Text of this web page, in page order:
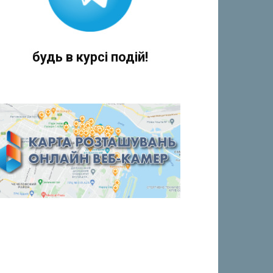
будь в курсі подій!